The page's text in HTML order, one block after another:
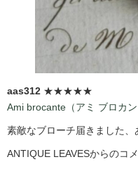
aas312 ★★★★★
Ami brocante（アミ ブロカ
素敵なブローチ届きました、
ANTIQUE LEAVESからのコ